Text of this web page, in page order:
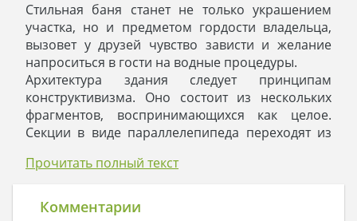
Стильная баня станет не только украшением
участка, но и предметом гордости владельца,
вызовет у друзей чувство зависти и желание
напроситься в гости на водные процедуры.
Архитектура здания следует принципам
конструктивизма. Оно состоит из нескольких
фрагментов, воспринимающихся как целое.
Секции в виде параллелепипеда переходят из
В фасадной части находится эркер. Никакой
смотрится это великолепно. Стены, отделанные
Прочитать полный текст
Комментарии